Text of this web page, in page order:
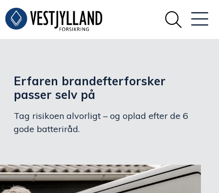
Erfaren brandefterforsker
passer selv på
Tag risikoen alvorligt – og oplad efter de 6
gode batteriråd.